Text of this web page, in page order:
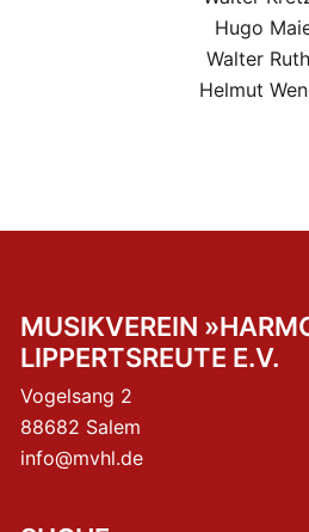
Hugo
Walter
Helmut
MUSIKVEREIN
LIPPERTSREUTE E.V.
Vogelsang 2
88682 Salem
info@mvhl.de